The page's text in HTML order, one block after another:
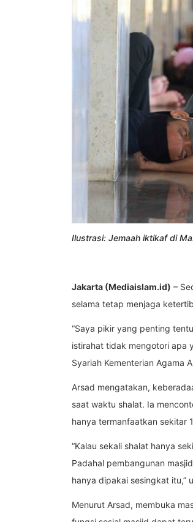
Ilustrasi: Jemaah iktikaf di
Jakarta (Mediaislam.id) –
selama tetap menjaga
“Saya pikir yang penting
istirahat tidak mengotori apa
Syariah Kementerian Agama
Arsad mengatakan,
saat waktu shalat. Ia
hanya termanfaatkan sekitar
“Kalau sekali shalat hanya
Padahal pembangunan
hanya dipakai sesingkat itu,”
Menurut Arsad, membuka